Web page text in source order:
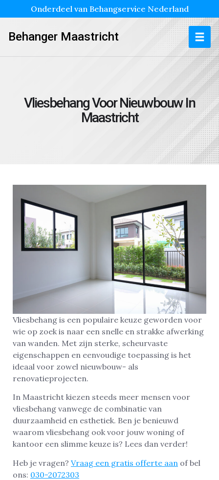
Onderdeel van Behangservice Nederland
Behanger Maastricht
Vliesbehang Voor Nieuwbouw In
Maastricht
Vliesbehang is een populaire keuze geworden voor
wie op zoek is naar een snelle en strakke afwerking
van wanden. Met zijn sterke, scheurvaste
eigenschappen en eenvoudige toepassing is het
ideaal voor zowel nieuwbouw- als
renovatieprojecten.
In Maastricht kiezen steeds meer mensen voor
vliesbehang vanwege de combinatie van
duurzaamheid en esthetiek. Ben je benieuwd
waarom vliesbehang ook voor jouw woning of
kantoor een slimme keuze is? Lees dan verder!
Heb je vragen? Vraag een gratis offerte aan of bel
ons: 030-2072303